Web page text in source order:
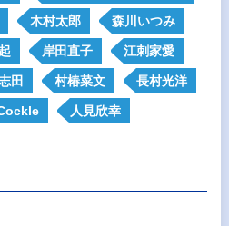
木村太郎 森川いつみ
岸田直子 江刺家愛
田 村椿菜文 長村光洋
人見欣幸